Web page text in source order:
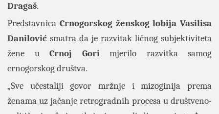
Dragaš.
Predstavnica Crnogorskog ženskog lobija Vasilisa
Danilović smatra da je razvitak ličnog subjektiviteta
žene u Crnoj Gorimjerilo razvitka samog
crnogorskog društva.
„Sve učestaliji govor mržnje i mizoginija prema
ženama uz jačanje retrogradnih procesa u društveno-